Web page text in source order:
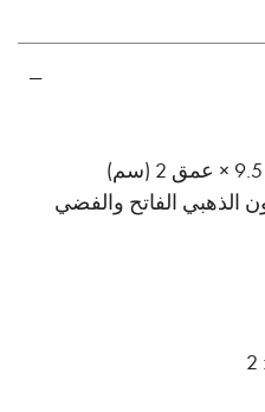
الذهبي الفاتح والفضي